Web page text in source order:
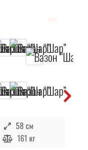
Отложить
В наличии
58 см
161 кг